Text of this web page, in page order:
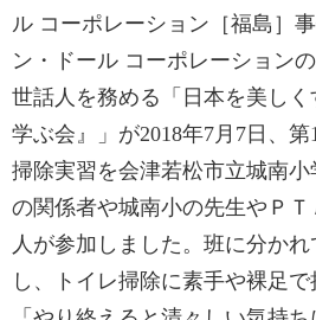
ル コーポレーション［福島］
ン・ドール コーポレーション
世話人を務める「日本を美し
学ぶ会』」が2018年7月7日、
掃除実習を会津若松市立城南
の関係者や城南小の先生やＰ
人が参加しました。班に分か
し、トイレ掃除に素手や裸足